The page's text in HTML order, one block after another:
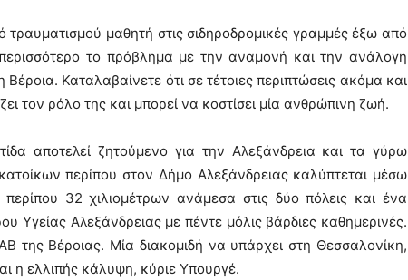
τραυματισμού μαθητή στις σιδηροδρομικές γραμμές έξω από
το πρόβλημα με την αναμονή και την ανάλογη
Καταλαβαίνετε ότι σε τέτοιες περιπτώσεις ακόμα και
τον ρόλο της και μπορεί να κοστίσει μία ανθρώπινη ζωή.
αποτελεί ζητούμενο για την Αλεξάνδρεια και τα γύρω
περίπου στον Δήμο Αλεξάνδρειας καλύπτεται μέσω
32 χιλιομέτρων ανάμεσα στις δύο πόλεις και ένα
Αλεξάνδρειας με πέντε μόλις βάρδιες καθημερινές.
της Βέροιας. Μία διακομιδή να υπάρχει στη Θεσσαλονίκη,
η ελλιπής κάλυψη, κύριε Υπουργέ.